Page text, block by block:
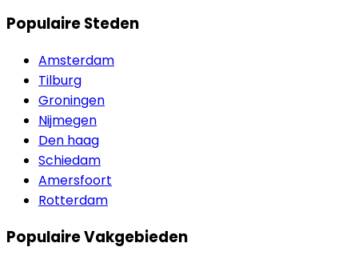
Populaire Steden
Amsterdam
Tilburg
Groningen
Nijmegen
Den haag
Schiedam
Amersfoort
Rotterdam
Populaire Vakgebieden